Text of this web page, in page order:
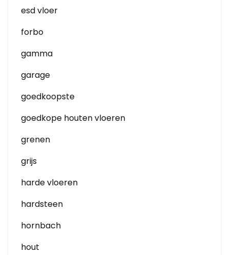
esd vloer
forbo
gamma
garage
goedkoopste
goedkope houten vloeren
grenen
grijs
harde vloeren
hardsteen
hornbach
hout